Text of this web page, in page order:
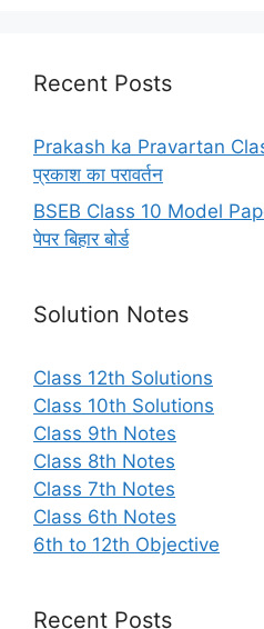
Recent Posts
Prakash ka Pravartan
प्रकाश का परावर्तन
BSEB Class 10 Model
पेपर बिहार बोर्ड
Solution Notes
Class 12th Solutions
Class 10th Solutions
Class 9th Notes
Class 8th Notes
Class 7th Notes
Class 6th Notes
6th to 12th Objective
Recent Posts